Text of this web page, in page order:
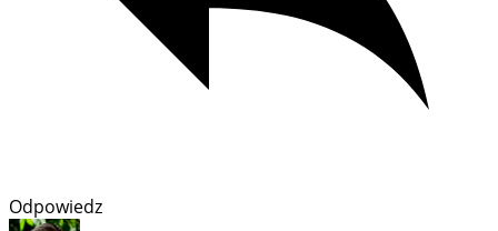
Odpowiedz